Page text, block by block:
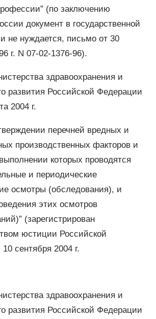
(по заключению
документ в государственной
не нуждается, письмо от 30
г. N 07-02-1376-96).
здравоохранения и
развития Российской Федерации
2004 г.
перечней вредных и
производственных факторов и
которых проводятся
и периодические
осмотры (обследования), и
этих осмотров
(зарегистрирован
юстиции Российской
сентября 2004 г.
здравоохранения и
развития Российской Федерации